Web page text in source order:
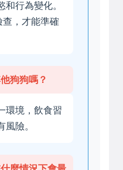
和行為變化。
，才能準確
狗狗嗎？
環境，飲食習
風險。